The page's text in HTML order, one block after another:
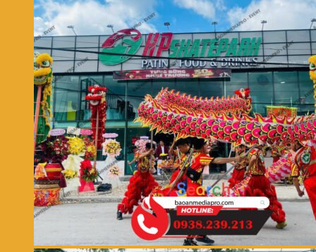
Giỏ hàng
Chưa có sản phẩm trong giỏ hàng.